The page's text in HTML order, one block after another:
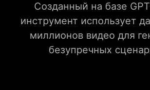
Созданный на базе
инструмент использует
миллионов видео для
безупречных